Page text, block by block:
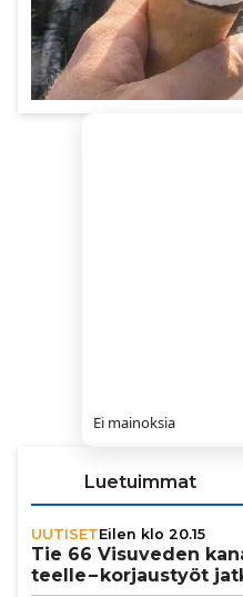
Ei mainoksia
Luetuimmat
UUTISETEilen klo 20.15
Tie 66 Visuveden
teelle – kor­jaus­työt